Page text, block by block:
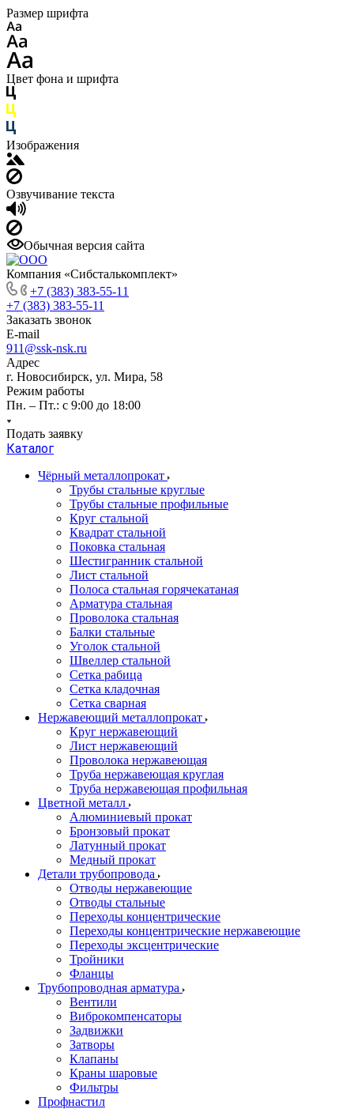
Размер шрифта
Цвет фона и шрифта
Изображения
Озвучивание текста
Обычная версия сайта
Компания «Сибсталькомплект»
+7 (383) 383-55-11
+7 (383) 383-55-11
Заказать звонок
E-mail
911@ssk-nsk.ru
Адрес
г. Новосибирск, ул. Мира, 58
Режим работы
Пн. – Пт.: с 9:00 до 18:00
Подать заявку
Каталог
Чёрный металлопрокат
Трубы стальные круглые
Трубы стальные профильные
Круг стальной
Квадрат стальной
Поковка стальная
Шестигранник стальной
Лист стальной
Полоса стальная горячекатаная
Арматура стальная
Проволока стальная
Балки стальные
Уголок стальной
Швеллер стальной
Сетка рабица
Сетка кладочная
Сетка сварная
Нержавеющий металлопрокат
Круг нержавеющий
Лист нержавеющий
Проволока нержавеющая
Труба нержавеющая круглая
Труба нержавеющая профильная
Цветной металл
Алюминиевый прокат
Бронзовый прокат
Латунный прокат
Медный прокат
Детали трубопровода
Отводы нержавеющие
Отводы стальные
Переходы концентрические
Переходы концентрические нержавеющие
Переходы эксцентрические
Тройники
Фланцы
Трубопроводная арматура
Вентили
Виброкомпенсаторы
Задвижки
Затворы
Клапаны
Краны шаровые
Фильтры
Профнастил